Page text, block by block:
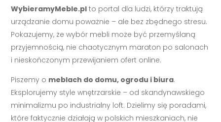
WybieramyMeble.pl to portal dla ludzi, którzy traktują
urządzanie domu poważnie – ale bez zbędnego stresu.
Pokazujemy, że wybór mebli może być przemyślaną
przyjemnością, nie chaotycznym maraton po salonach
i nieskończonym przewijaniem ofert online.
Piszemy o meblach do domu, ogrodu i biura.
Eksplorujemy style wnętrzarskie – od skandynawskiego
minimalizmu po industrialny loft. Dzielimy się poradami,
które faktycznie działają w polskich mieszkaniach, nie